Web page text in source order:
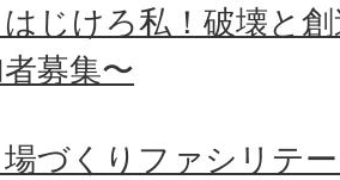
はじけろ私！破壊と
募集〜
場づくりファシリテ